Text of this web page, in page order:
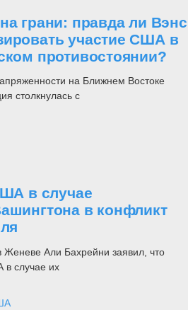
грани: правда ли Вэнс
участие США в
противостоянии?
на Ближнем Востоке
столкнулась с
в случае
в конфликт
Али Бахрейни заявил, что
в случае их